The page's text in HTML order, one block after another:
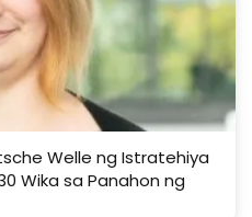
Welle ng Istratehiya
Wika sa Panahon ng